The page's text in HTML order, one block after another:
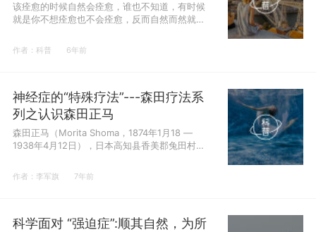
该痊愈的时候自然会痊愈，谁也不知道，有时候
就是你不想痊愈也不会痊愈，反而自然而然就痊
作者：科普 6年前
神经症的“特殊疗法”---森田疗法系
列之认识森田正马
森田正马（Morita Shoma，1874年1月18 —
1938年4月12日），日本高知县香美郡兔田村
作者：李军旗 7年前
科学面对 “强迫症”:顺其自然，为所